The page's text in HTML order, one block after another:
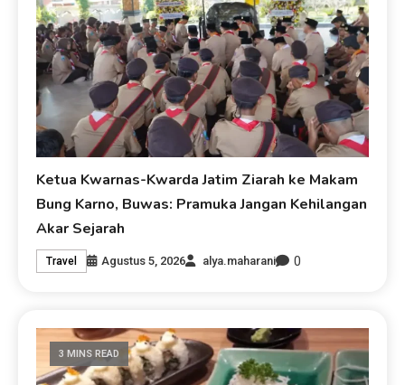
Ketua Kwarnas-Kwarda Jatim Ziarah ke Makam
Bung Karno, Buwas: Pramuka Jangan Kehilangan
Akar Sejarah
Travel Agustus 5, 2026 alya.maharani 0
3 MINS READ